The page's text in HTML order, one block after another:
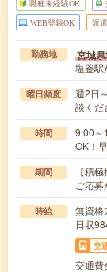
職種未経験OK
WEB登録OK 派遣
勤務地 宮城
塩釜駅
曜日頻度
週2日
談くだ
時間
9:00～
OK！
期間
【積
ご応
時給
無資
日収
交
交通費